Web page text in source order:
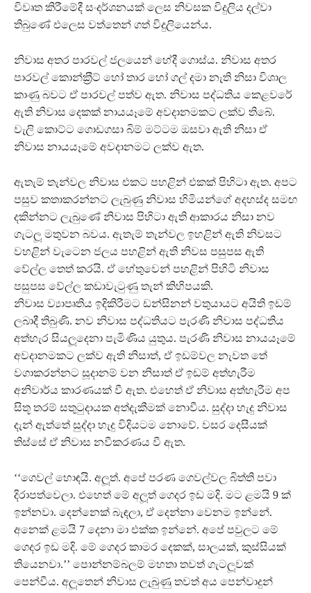
විවෘත කිරීමේදී සංදර්ශනයක් ලෙස නිවසක විදුලිය දල්වා
තිබුණේ එලෙස වත්තෙන් ගත් විදුලියෙන්ය.
නිවාස අතර පාරවල් ජලයෙන් හේදී ගොස්ය. නිවාස අතර
පාරවල් කොන්ක‍්‍රීට් හෝ තාර හෝ ගල් දමා නැති නිසා විශාල
කාණු බවට ඒ පාරවල් පත්ව ඇත. නිවාස පද්ධතිය කෙළවරේ
ඇති නිවාස දෙකක් නායයෑමේ අවදානමකට ලක්ව තිබේ.
වැලි කොට්ට ගොඩගසා බිම් මට්ටම ඔසවා ඇති නිසා ඒ
නිවාස නායයෑමේ අවදානමට ලක්ව ඇත.
ඇතැම් තැන්වල නිවාස එකට පහළින් එකක් පිහිටා ඇත. අපට
පසුව කතාකරන්නට ලැබුණු නිවාස හිමියන්ගේ අදහස්ද සමඟ
දකින්නට ලැබුණේ නිවාස පිහිටා ඇති ආකාරය නිසා නව
ගැටලූ‍ මතුවන බවය. ඇතැම් තැන්වල ඉහළින් ඇති නිවසට
වහළින් වැටෙන ජලය පහළින් ඇති නිවස පසුපස ඇති
වේල්ල තෙත් කරයි. ඒ හේතුවෙන් පහළින් පිහිටි නිවාස
පසුපස වේල්ල කඩාවැටුණු තැන් කිහිපයකි.
නිවාස ව්‍යාපෘතිය ඉදිකිරීමට ඩන්සිනන් වතුයායට අයිති ඉඩම්
ලබාදී තිබුණි. නව නිවාස පද්ධතියට පැරණි නිවාස පද්ධතිය
අත්හැර සියලූ‍දෙනා පැමිණිය යුතුය. පැරණි නිවාස නායයෑමේ
අවදානමකට ලක්ව ඇති නිසාත්, ඒ ඉඩම්වල නැවත තේ
වගාකරන්නට සූදානම් වන නිසාත් ඒ ඉඩම් අත්හැරීම
අනිවාර්ය කාරණයක් වී ඇත. එහෙත් ඒ නිවාස අත්හැරීම අප
සිතූ තරම් සතුටුදායක අත්දැකීමක් නොවීය. සුද්දා හැදු නිවාස
දැන් ඇත්තේ සුද්දා හැදු විදියටම නොවේ. වසර දෙසීයක්
තිස්සේ ඒ නිවාස නවීකරණය වී ඇත.
‘‘ගෙවල් හොඳයි. අලූ‍ත්. අපේ පරණ ගෙවල්වල බිත්ති පවා
දිරාපත්වෙලා. එහෙත් මේ අලූ‍ත් ගෙදර ඉඩ මදි. මට ළමයි 9 ක්
ඉන්නවා. දෙන්නෙක් බැඳලා, ඒ දෙන්නා වෙනම ඉන්නේ.
අනෙක් ළමයි 7 දෙනා මා එක්ක ඉන්නේ. අපේ පවුලට මේ
ගෙදර ඉඩ මදි. මේ ගෙදර කාමර දෙකක්, සාලයක්, කුස්සියක්
තියෙනවා.’’ පොන්නම්බලම් මහතා තවත් ගැටලූ‍වක්
පෙන්වීය. අලූ‍තෙන් නිවාස ලැබුණු තවත් අය පෙන්වාදුන්